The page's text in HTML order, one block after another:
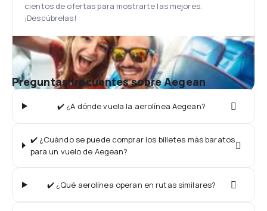
cientos de ofertas para mostrarte las mejores.
¡Descúbrelas!
Preguntas frecuentes sobre Aegean
✔️ ¿A dónde vuela la aerolínea Aegean?
✔️ ¿Cuándo se puede comprar los billetes más baratos
para un vuelo de Aegean?
✔️ ¿Qué aerolínea operan en rutas similares?